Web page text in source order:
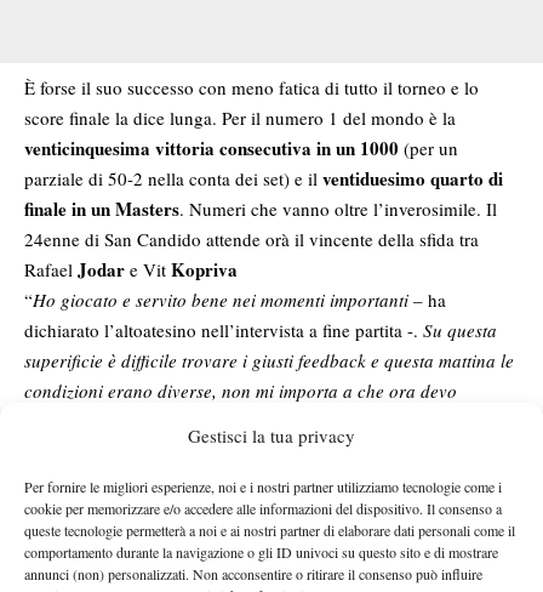
Gestisci la tua privacy
Per fornire le migliori esperienze, noi e i nostri partner utilizziamo tecnologie come i
cookie per memorizzare e/o accedere alle informazioni del dispositivo. Il consenso a
queste tecnologie permetterà a noi e ai nostri partner di elaborare dati personali come il
comportamento durante la navigazione o gli ID univoci su questo sito e di mostrare
annunci (non) personalizzati. Non acconsentire o ritirare il consenso può influire
È forse il suo successo con meno fatica di tutto il torneo e lo
score finale la dice lunga. Per il numero 1 del mondo è la
venticinquesima vittoria consecutiva in un 1000 (per un
parziale di 50-2 nella conta dei set) e il ventiduesimo quarto di
finale in un Masters. Numeri che vanno oltre l’inverosimile. Il
24enne di San Candido attende orà il vincente della sfida tra
Rafael Jodar e Vit Kopriva
“Ho giocato e servito bene nei momenti importanti – ha
dichiarato l’altoatesino nell’intervista a fine partita -. Su questa
superificie è difficile trovare i giusti feedback e questa mattina le
condizioni erano diverse, non mi importa a che ora devo
Sono contento di essere ai quarti
La partita
Partenza soft con Norrie ottimo nel game di apertura al servizio.
Impressione fallace. Al terzo gameJannik mette la freccia,
conquista il break e consolida il vantaggio nel gioco successivo.